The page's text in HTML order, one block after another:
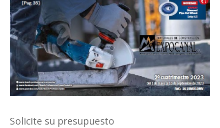
Solicite su presupuesto